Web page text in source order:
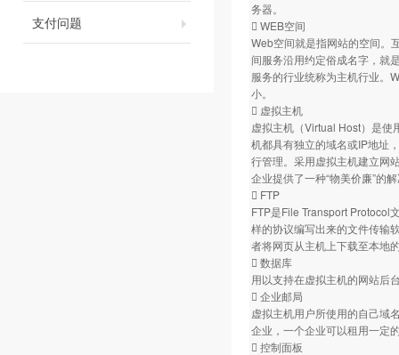
支付问题
务器。
 WEB空间
Web空间就是指网站的空间。
间服务沿用约定俗成名字，就
服务的行业统称为主机行业。
小。
 虚拟主机
虚拟主机（Virtual Host）是使
机都具有独立的域名或IP地址
行管理。采用虚拟主机建立网
企业提供了一种“物美价廉”的
 FTP
FTP是File Transport Protocol
样的协议编写出来的文件传输
者将网页从主机上下载至本地
 数据库
用以支持在虚拟主机的网站后
 企业邮局
虚拟主机用户所使用的自己域
企业，一个企业可以租用一定
 控制面板